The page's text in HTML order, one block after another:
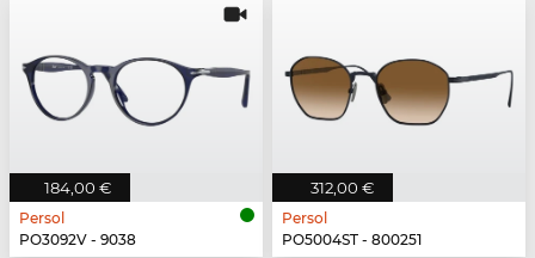
184,00 €
Persol
PO3092V - 9038
312,00 €
Persol
PO5004ST - 800251